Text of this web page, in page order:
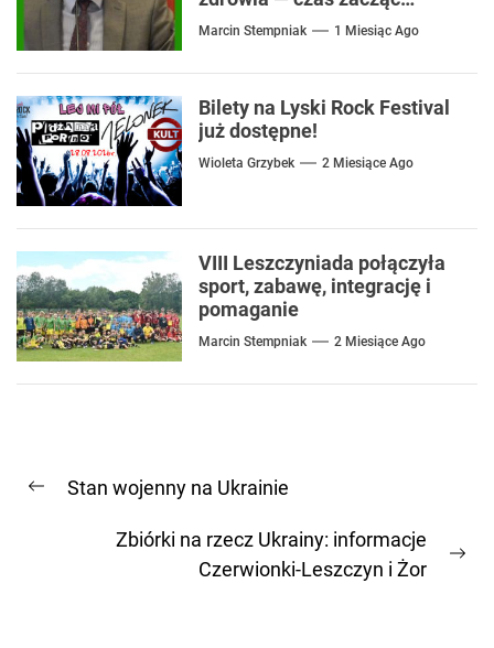
mówić o rozwiązaniach
Marcin Stempniak 1 Miesiąc Ago
Bilety na Lyski Rock Festival
już dostępne!
Wioleta Grzybek 2 Miesiące Ago
VIII Leszczyniada połączyła
sport, zabawę, integrację i
pomaganie
Marcin Stempniak 2 Miesiące Ago
wpisu
Previous
Stan wojenny na Ukrainie
Zbiórki na rzecz Ukrainy: informacje
Czerwionki-Leszczyn i Żor